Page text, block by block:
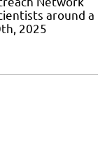
around a
2025